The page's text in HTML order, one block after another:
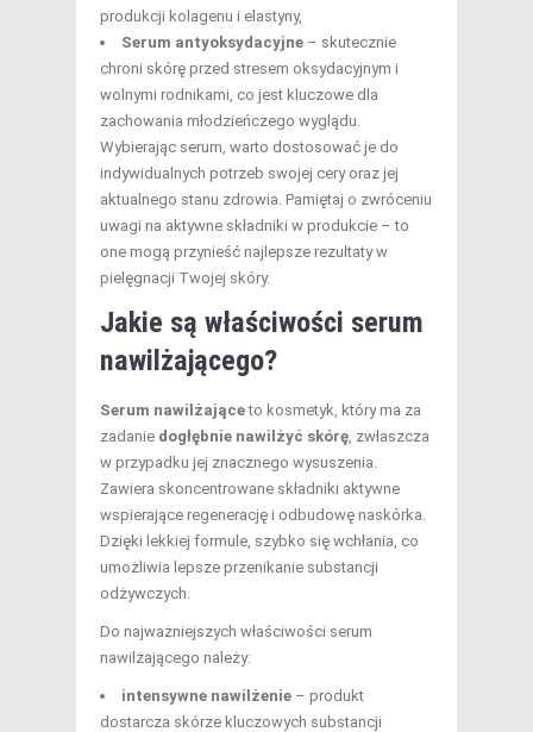
produkcji kolagenu i elastyny,
Serum antyoksydacyjne – skutecznie
chroni skórę przed stresem oksydacyjnym i
wolnymi rodnikami, co jest kluczowe dla
zachowania młodzieńczego wyglądu.
Wybierając serum, warto dostosować je do
indywidualnych potrzeb swojej cery oraz jej
aktualnego stanu zdrowia. Pamiętaj o zwróceniu
uwagi na aktywne składniki w produkcie – to
one mogą przynieść najlepsze rezultaty w
pielęgnacji Twojej skóry.
Jakie są właściwości serum
nawilżającego?
Serum nawilżająceto kosmetyk, który ma za
zadanie dogłębnie nawilżyć skórę , zwłaszcza
w przypadku jej znacznego wysuszenia.
Zawiera skoncentrowane składniki aktywne
wspierające regenerację i odbudowę naskórka.
Dzięki lekkiej formule, szybko się wchłania, co
umożliwia lepsze przenikanie substancji
odżywczych.
Do najważniejszych właściwości serum
nawilżającego należy:
intensywne nawilżenie – produkt
dostarcza skórze kluczowych substancji